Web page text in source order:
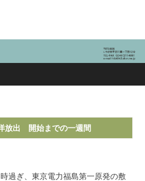
聞
放出 開始までの一週間
過ぎ、東京電力福島第一原発の敷